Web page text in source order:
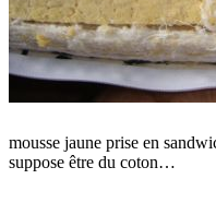
mousse jaune prise en
suppose être du coton…